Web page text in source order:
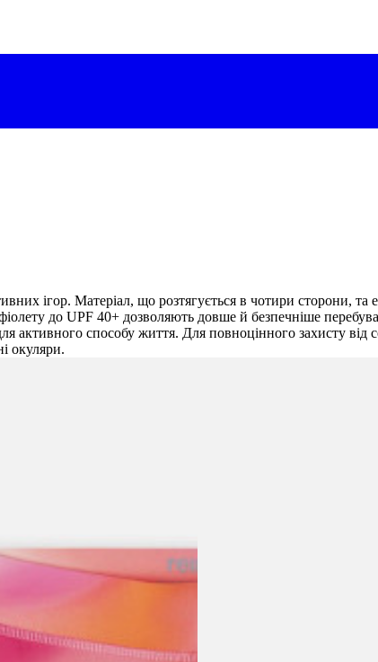
ігор. Матеріал, що розтягується в чотири сторони,
до UPF 40+ дозволяють довше й безпечніше
активного способу життя. Для повноцінного захисту від
окуляри.